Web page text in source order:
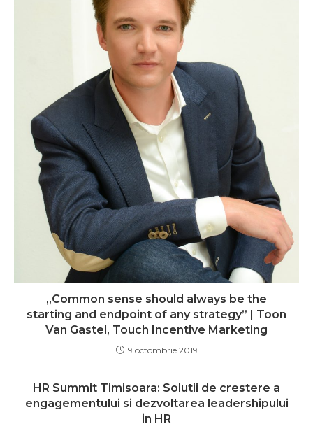
„Common sense should always be the
starting and endpoint of any strategy” | Toon
Van Gastel, Touch Incentive Marketing
9 octombrie 2019
HR Summit Timisoara: Solutii de crestere a
engagementului si dezvoltarea leadershipului
in HR